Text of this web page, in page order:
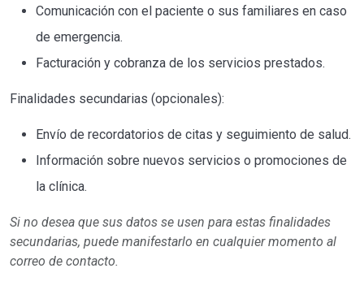
Comunicación con el paciente o sus familiares en caso
de emergencia.
Facturación y cobranza de los servicios prestados.
Finalidades secundarias (opcionales):
Envío de recordatorios de citas y seguimiento de salud.
Información sobre nuevos servicios o promociones de
la clínica.
Si no desea que sus datos se usen para estas finalidades
secundarias, puede manifestarlo en cualquier momento al
correo de contacto.